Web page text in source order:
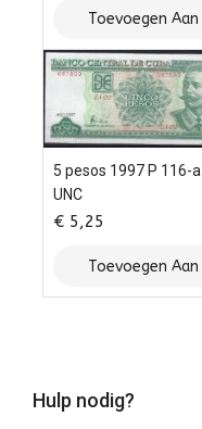
Toevoegen Aan
Winkelwagen
5 pesos 1997 P 116-a
UNC
€ 5,25
Toevoegen Aan
Winkelwagen
Hulp nodig?